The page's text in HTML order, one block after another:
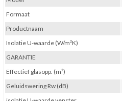
Formaat
Productnaam
Isolatie U-waarde (W/m²K)
GARANTIE
Effectief glasopp. (m²)
Geluidswering Rw (dB)